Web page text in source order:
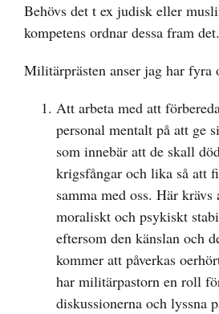
Behövs det t ex judisk eller
kompetens ordnar dessa fram det.
Militärprästen anser jag har fyra
Att arbeta med att
personal mentalt på att ge
som innebär att de skall
krigsfångar och lika så att
samma med oss. Här
moraliskt och psykiskt
eftersom den känslan och
kommer att påverkas
har militärpastorn en roll
diskussionerna och lyssna